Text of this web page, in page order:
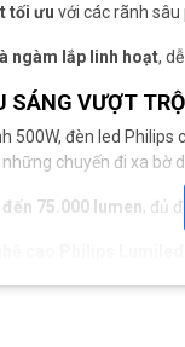
tối ưu với các rãnh
ngàm lắp linh hoạt,
SÁNG VƯỢT
500W, đèn led
chuyến đi xa bờ
75.000 lumen, đủ